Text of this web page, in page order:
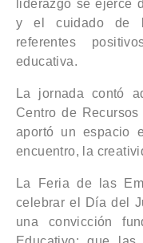
liderazgo se ejerce
y el cuidado de
referentes
educativa.
La jornada contó
Centro de
aportó un espacio
encuentro, la
La Feria de las
celebrar el Día del
una convicción